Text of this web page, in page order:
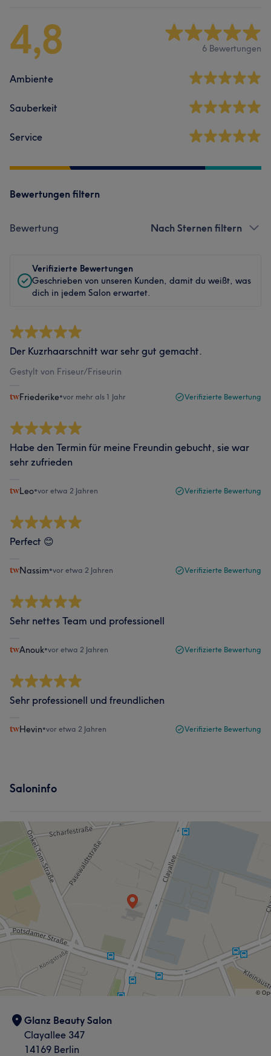
4,8 6 Bewertungen
Ambiente
Sauberkeit
Service
Bewertungen filtern
Bewertung Nach Sternen filtern
Verifizierte Bewertungen
Geschrieben von unseren Kunden, damit du weißt, was
dich in jedem Salon erwartet.
Der Kuzrhaarschnitt war sehr gut gemacht.
Gestylt von Friseur/Friseurin
Friederike•vor mehr als 1 Jahr Verifizierte Bewertung
Habe den Termin für meine Freundin gebucht, sie war
sehr zufrieden
Leo•vor etwa 2 Jahren Verifizierte Bewertung
Perfect 😊
Nassim•vor etwa 2 Jahren Verifizierte Bewertung
Sehr nettes Team und professionell
Anouk•vor etwa 2 Jahren Verifizierte Bewertung
Sehr professionell und freundlichen
Hevin•vor etwa 2 Jahren Verifizierte Bewertung
Saloninfo
Glanz Beauty Salon
Clayallee 347
14169 Berlin